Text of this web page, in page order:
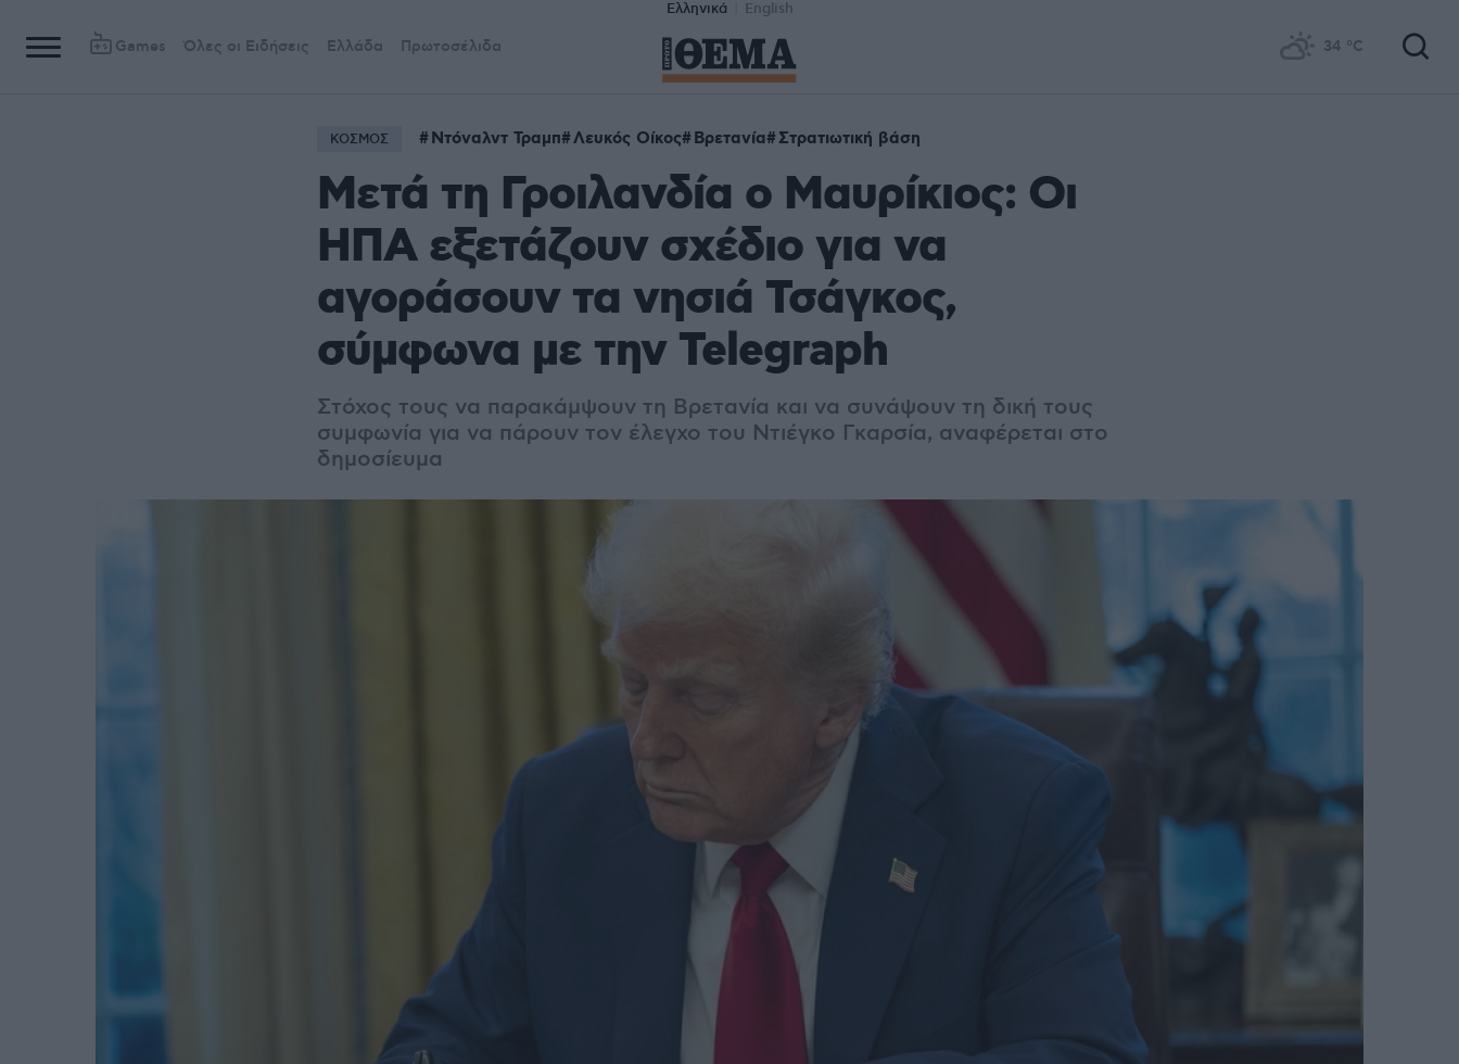
Ελληνικά English
Games Όλες οι Ειδήσεις Ελλάδα Πρωτοσέλιδα 34 °C
ΚΟΣΜΟΣ Ντόναλντ Τραμπ Λευκός Οίκος Βρετανία Στρατιωτική βάση
Μετά τη Γροιλανδία ο Μαυρίκιος: Οι
ΗΠΑ εξετάζουν σχέδιο για να
αγοράσουν τα νησιά Τσάγκος,
σύμφωνα με την Telegraph
Στόχος τους να παρακάμψουν τη Βρετανία και να συνάψουν τη δική τους
συμφωνία για να πάρουν τον έλεγχο του Ντιέγκο Γκαρσία, αναφέρεται στο
δημοσίευμα